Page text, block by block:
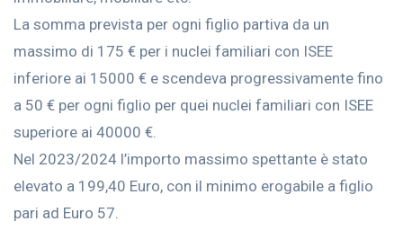
La somma prevista per ogni figlio partiva da un
massimo di 175 € per i nuclei familiari con ISEE
inferiore ai 15000 € e scendeva progressivamente fino
a 50 € per ogni figlio per quei nuclei familiari con ISEE
superiore ai 40000 €.
Nel 2023/2024 l’importo massimo spettante è stato
elevato a 199,40 Euro, con il minimo erogabile a figlio
pari ad Euro 57.